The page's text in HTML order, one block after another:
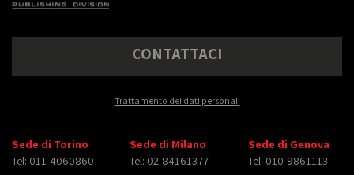
CONTATTACI
Trattamento dei dati personali
Sede di Torino
Tel: 011-4060860
Sede di Milano
Tel: 02-84161377
Sede di Genova
Tel: 010-9861113